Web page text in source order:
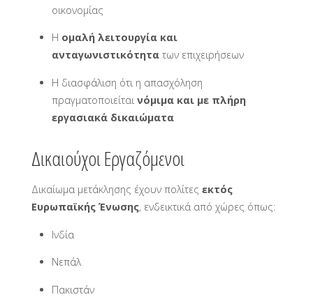
οικονομίας
Η ομαλή λειτουργία και
ανταγωνιστικότητατων επιχειρήσεων
Η διασφάλιση ότι η απασχόληση
πραγματοποιείται νόμιμα και με πλήρη
εργασιακά δικαιώματα
Δικαιούχοι Εργαζόμενοι
Δικαίωμα μετάκλησης έχουν πολίτες εκτός
Ευρωπαϊκής Ένωσης, ενδεικτικά από χώρες όπως:
Ινδία
Νεπάλ
Πακιστάν